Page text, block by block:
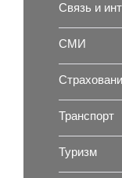
Связь и
СМИ
Транспорт
Туризм